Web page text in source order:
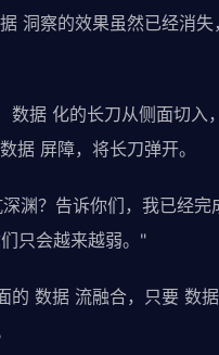
洞察的效果虽然已经消
据 化的长刀从侧面切入
据 屏障，将长刀弹开。
渊？告诉你们，我已经
只会越来越弱。"
的 数据 流融合，只要 数